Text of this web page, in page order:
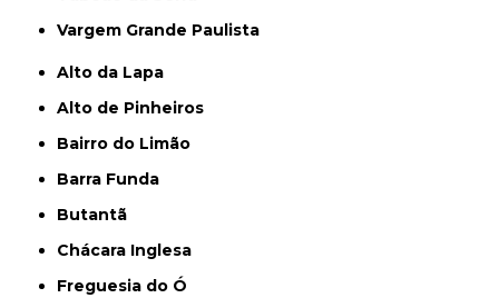
Vargem Grande Paulista
Alto da Lapa
Alto de Pinheiros
Bairro do Limão
Barra Funda
Butantã
Chácara Inglesa
Freguesia do Ó